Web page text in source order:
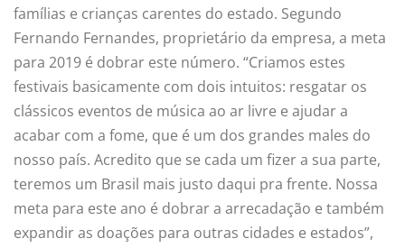
famílias e crianças carentes do estado. Segundo
Fernando Fernandes, proprietário da empresa, a meta
para 2019 é dobrar este número. “Criamos estes
festivais basicamente com dois intuitos: resgatar os
clássicos eventos de música ao ar livre e ajudar a
acabar com a fome, que é um dos grandes males do
nosso país. Acredito que se cada um fizer a sua parte,
teremos um Brasil mais justo daqui pra frente. Nossa
meta para este ano é dobrar a arrecadação e também
expandir as doações para outras cidades e estados”,